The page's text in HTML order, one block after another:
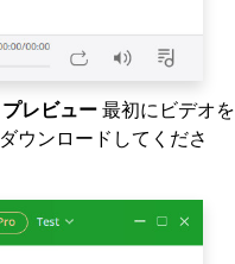
プレビュー最初にビデオを
ダウンロードしてくださ